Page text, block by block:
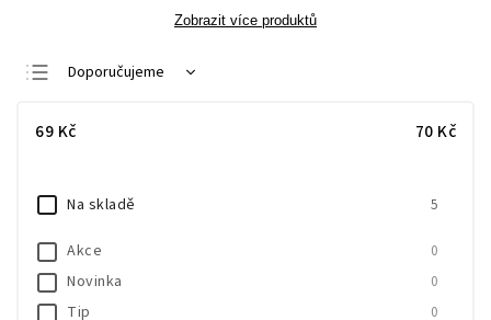
Zobrazit více produktů
Doporučujeme
Nejdražší
Abecedně
69 Kč 70 Kč
Na skladě 5
Akce 0
Novinka 0
Tip 0